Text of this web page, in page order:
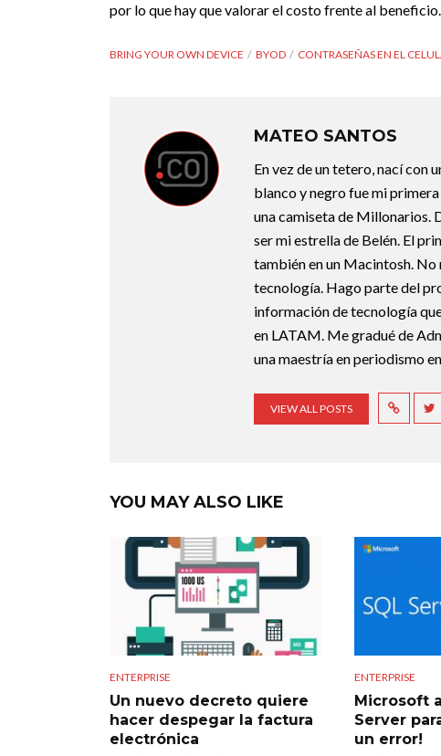
por lo que hay que valorar el costo frente al beneficio.
BRING YOUR OWN DEVICE BYOD CONTRASEÑAS EN EL
MATEO SANTOS
En vez de un tetero, nací con
blanco y negro fue mi
una camiseta de Millonarios.
ser mi estrella de Belén. El
también en un Macintosh. No
tecnología. Hago parte del
información de tecnología
en LATAM. Me gradué de
una maestría en periodismo
VIEW ALL POSTS
YOU MAY ALSO LIKE
ENTERPRISE
Un nuevo decreto quiere
hacer despegar la factura
electrónica
ENTERPRISE
Microsoft
Server
un error!